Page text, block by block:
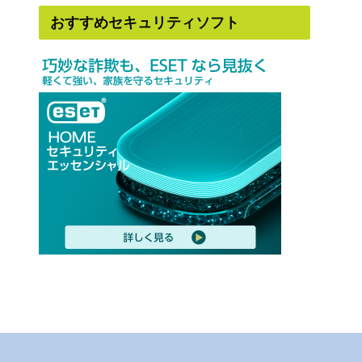
おすすめセキュリティソフト